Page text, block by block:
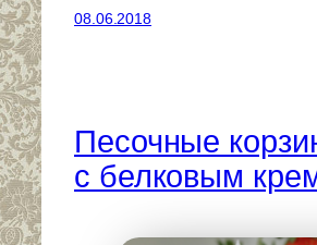
08.06.2018
Песочные
с белковым